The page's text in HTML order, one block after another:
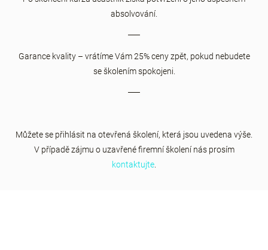
absolvování.
Garance kvality – vrátíme Vám 25% ceny zpět, pokud nebudete
se školením spokojeni.
Můžete se přihlásit na otevřená školení, která jsou uvedena výše.
V případě zájmu o uzavřené firemní školení nás prosím
kontaktujte